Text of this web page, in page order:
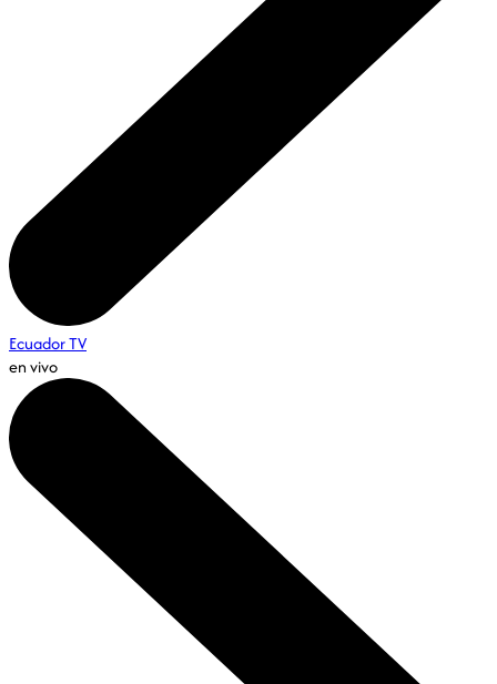
Ecuador TV
en vivo